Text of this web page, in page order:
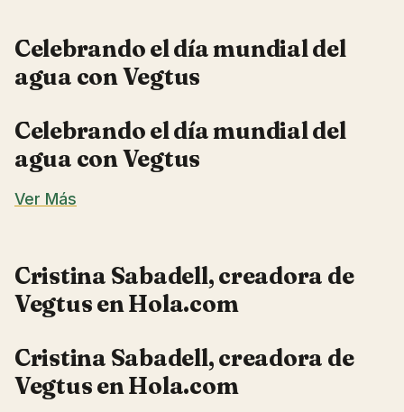
Celebrando el día mundial del
agua con Vegtus
Celebrando el día mundial del
agua con Vegtus
Ver Más
Cristina Sabadell, creadora de
Vegtus en Hola.com
Cristina Sabadell, creadora de
Vegtus en Hola.com